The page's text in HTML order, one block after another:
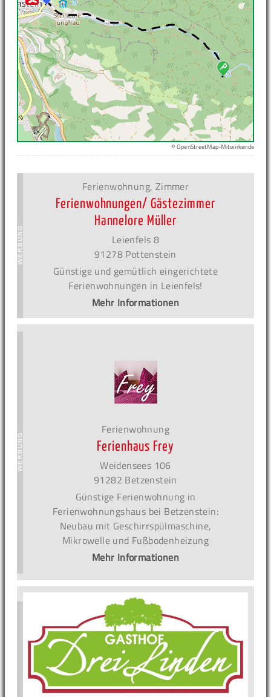
© OpenStreetMap-Mitwirkende
Ferienwohnung, Zimmer
Ferienwohnungen/ Gästezimmer
Hannelore Müller
Leienfels 8
91278 Pottenstein
Günstige und gemütlich eingerichtete
Ferienwohnungen in Leienfels!
Mehr Informationen
Ferienwohnung
Ferienhaus Frey
Weidensees 106
91282 Betzenstein
Günstige Ferienwohnung in
Ferienwohnungshaus bei Betzenstein:
Neubau mit Geschirrspülmaschine,
Mikrowelle und Fußbodenheizung
Mehr Informationen